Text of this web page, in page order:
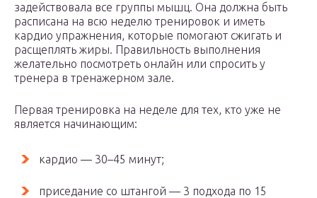
задействовала все группы мышц. Она должна быть
расписана на всю неделю тренировок и иметь
кардио упражнения, которые помогают сжигать и
расщеплять жиры. Правильность выполнения
желательно посмотреть онлайн или спросить у
тренера в тренажерном зале.
Первая тренировка на неделе для тех, кто уже не
является начинающим:
кардио — 30–45 минут;
приседание со штангой — 3 подхода по 15